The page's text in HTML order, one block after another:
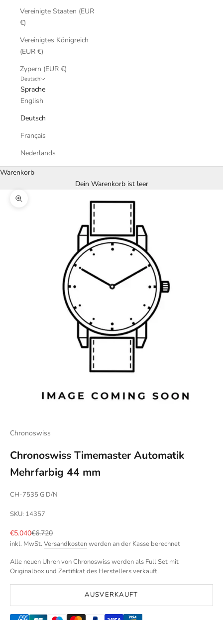
Vereinigte Staaten (EUR
€)
Vereinigtes Königreich
(EUR €)
Zypern (EUR €)
Deutsch
Sprache
English
Deutsch
Français
Nederlands
Warenkorb
Dein Warenkorb ist leer
Bild vergrößern
Chronoswiss
Chronoswiss Timemaster Automatik
Mehrfarbig 44 mm
CH-7535 G D/N
SKU: 14357
Angebot
€5.040Regulärer Preis
€6.720
inkl. MwSt. Versandkostenwerden an der Kasse berechnet
Alle neuen Uhren von Chronoswiss werden als Full Set mit
Originalbox und Zertifikat des Herstellers verkauft.
AUSVERKAUFT